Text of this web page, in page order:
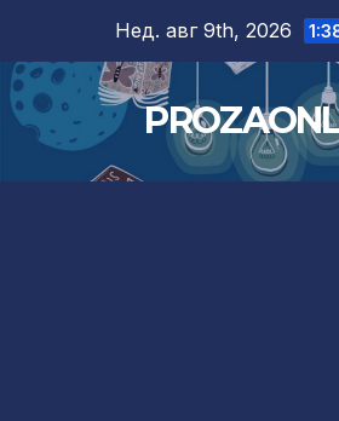
content
Нед. авг 9th, 2026